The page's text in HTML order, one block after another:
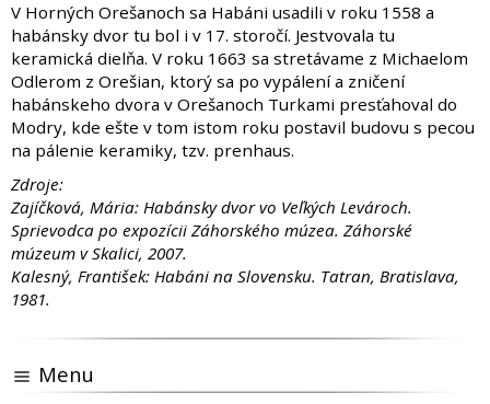
V Horných Orešanoch sa Habáni usadili v roku 1558 a
habánsky dvor tu bol i v 17. storočí. Jestvovala tu
keramická dielňa. V roku 1663 sa stretávame z Michaelom
Odlerom z Orešian, ktorý sa po vypálení a zničení
habánskeho dvora v Orešanoch Turkami presťahoval do
Modry, kde ešte v tom istom roku postavil budovu s pecou
na pálenie keramiky, tzv. prenhaus.
Zdroje:
Zajíčková, Mária: Habánsky dvor vo Veľkých Levároch.
Sprievodca po expozícii Záhorského múzea. Záhorské
múzeum v Skalici, 2007.
Kalesný, František: Habáni na Slovensku. Tatran, Bratislava,
1981.
Menu